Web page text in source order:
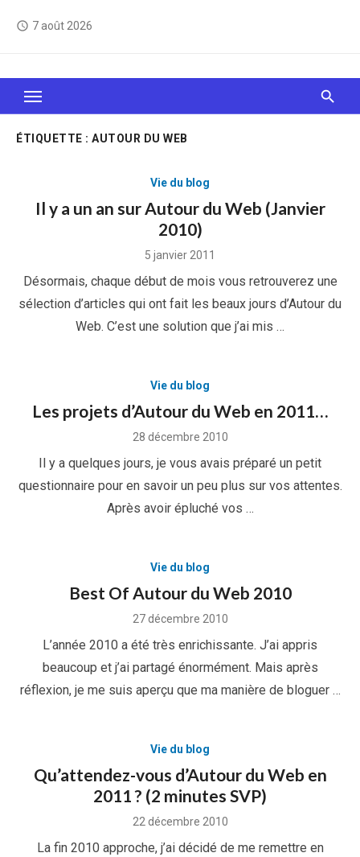
access_time 7 août 2026
Le Web, c'est comme une boîte de chocolats… On
sait jamais sur quoi on va tomber !
ÉTIQUETTE : AUTOUR DU WEB
Vie du blog
Il y a un an sur Autour du Web (Janvier
2010)
Posted
5 janvier 2011
Désormais, chaque début de mois vous retrouverez une
sélection d’articles qui ont fait les beaux jours d’Autour du
Web. C’est une solution que j’ai mis …
Vie du blog
Les projets d’Autour du Web en 2011…
Posted
28 décembre 2010
Il y a quelques jours, je vous avais préparé un petit
questionnaire pour en savoir un peu plus sur vos attentes.
Après avoir épluché vos …
Vie du blog
Best Of Autour du Web 2010
Posted
27 décembre 2010
L’année 2010 a été très enrichissante. J’ai appris
beaucoup et j’ai partagé énormément. Mais après
réflexion, je me suis aperçu que ma manière de bloguer …
Vie du blog
Qu’attendez-vous d’Autour du Web en
2011 ? (2 minutes SVP)
Posted
22 décembre 2010
La fin 2010 approche, j’ai décidé de me remettre en